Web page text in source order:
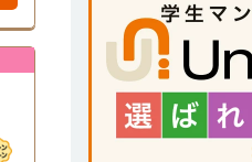
【🌸春入居予約事前
2026年中に進学先が
スメの早期申込シス
9月下旬から10月中